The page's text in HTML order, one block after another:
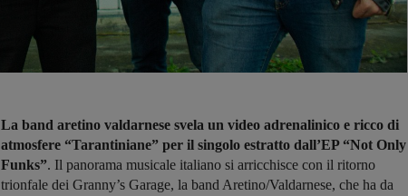
La band aretino valdarnese svela un video adrenalinico e ricco di
atmosfere “Tarantiniane” per il singolo estratto dall’EP “Not Only
Funks”. Il panorama musicale italiano si arricchisce con il ritorno
trionfale dei Granny’s Garage, la band Aretino/Valdarnese, che ha da